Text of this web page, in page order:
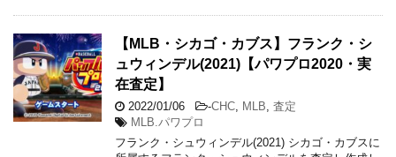
【MLB・シカゴ・カブス】フランク・シ
ュウィンデル(2021)【パワプロ2020・実
在査定】
2022/01/06 -CHC MLB 査定
MLB.パワプロ
フランク・シュウィンデル(2021) シカゴ・カブスに